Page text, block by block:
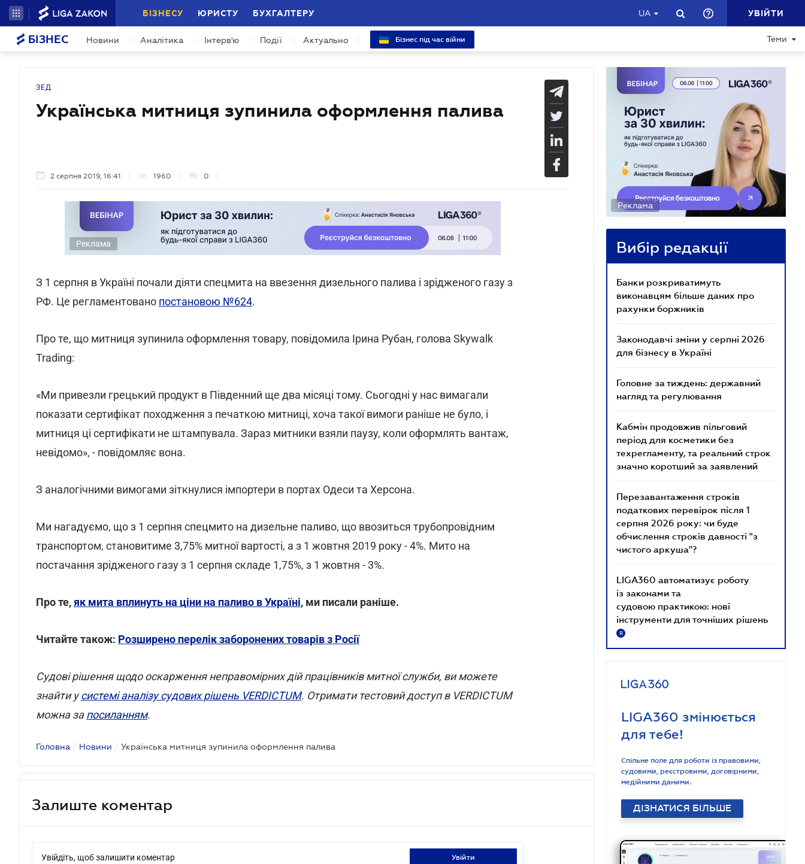
БІЗНЕСУ ЮРИСТУ БУХГАЛТЕРУ UA УВІЙТИ
БІЗНЕС Новини Аналітика Інтерв'ю Події Актуально Бізнес під час війни Теми
ЗЕД
Українська митниця зупинила оформлення палива
2 серпня 2019, 16:41 1960 0
Реклама
З 1 серпня в Україні почали діяти спецмита на ввезення дизельного палива і зрідженого газу з
РФ. Це регламентовано постановою №624.
Про те, що митниця зупинила оформлення товару, повідомила Ірина Рубан, голова Skywalk
Trading:
«Ми привезли грецький продукт в Південний ще два місяці тому. Сьогодні у нас вимагали
показати сертифікат походження з печаткою митниці, хоча такої вимоги раніше не було, і
митниця ці сертифікати не штампувала. Зараз митники взяли паузу, коли оформлять вантаж,
невідомо», - повідомляє вона.
З аналогічними вимогами зіткнулися імпортери в портах Одеси та Херсона.
Ми нагадуємо, що з 1 серпня спецмито на дизельне паливо, що ввозиться трубопровідним
транспортом, становитиме 3,75% митної вартості, а з 1 жовтня 2019 року - 4%. Мито на
постачання зрідженого газу з 1 серпня складе 1,75%, з 1 жовтня - 3%.
Про те,як мита вплинуть на ціни на паливо в Україні, ми писали раніше.
Читайте також: Розширено перелік заборонених товарів з Росії
Cудові рішення щодо оскарження неправомірних дій працівників митної служби, ви можете
знайти усистемі аналізу судових рішень VERDICTUM. Отримати тестовий доступ в VERDICTUM
можна запосиланням.
Головна / Новини / Українська митниця зупинила оформлення палива
Залиште коментар
Увійдіть, щоб залишити коментар увійти
Реклама
Вибір редакції
Банки розкриватимуть
виконавцям більше даних про
рахунки боржників
Законодавчі зміни у серпні 2026
для бізнесу в Україні
Головне за тиждень: державний
нагляд та регулювання
Кабмін продовжив пільговий
період для косметики без
техрегламенту, та реальний строк
значно коротший за заявлений
Перезавантаження строків
податкових перевірок після 1
серпня 2026 року: чи буде
обчислення строків давності "з
чистого аркуша"?
LIGA360 автоматизує роботу
із законами та
судовою практикою: нові
інструменти для точніших рішень
R
LIGA360 змінюється
для тебе!
Спільне поле для роботи із правовими,
судовими, реєстровими, договірними,
медійними даними.
ДІЗНАТИСЯ БІЛЬШЕ